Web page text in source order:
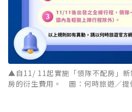
▲自11/ 11起實施「領隊不配房」新
房的衍生費用。 圖：何時旅遊／提